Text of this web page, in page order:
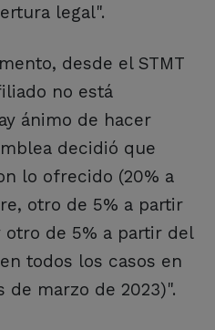
legal".
desde el STMT
no está
ánimo de hacer
decidió que
lo ofrecido (20% a
otro de 5% a partir
otro de 5% a partir del
todos los casos en
de marzo de 2023)".